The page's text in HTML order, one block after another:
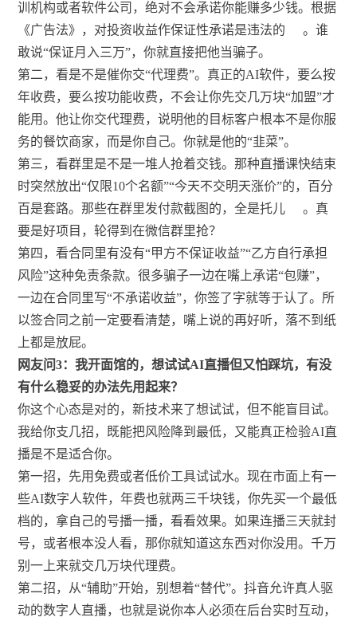
训机构或者软件公司，绝对不会承诺你能赚多少钱。根据
《广告法》，对投资收益作保证性承诺是违法的
。谁
敢说“保证月入三万”，你就直接把他当骗子。
第二，看是不是催你交“代理费”。真正的AI软件，要么按
年收费，要么按功能收费，不会让你先交几万块“加盟”才
能用。他让你交代理费，说明他的目标客户根本不是你服
务的餐饮商家，而是你自己。你就是他的“韭菜”。
第三，看群里是不是一堆人抢着交钱。那种直播课快结束
时突然放出“仅限10个名额”“今天不交明天涨价”的，百分
百是套路。那些在群里发付款截图的，全是托儿
。真
要是好项目，轮得到在微信群里抢？
第四，看合同里有没有“甲方不保证收益”“乙方自行承担
风险”这种免责条款。很多骗子一边在嘴上承诺“包赚”，
一边在合同里写“不承诺收益”，你签了字就等于认了。所
以签合同之前一定要看清楚，嘴上说的再好听，落不到纸
上都是放屁。
网友问3：我开面馆的，想试试AI直播但又怕踩坑，有没
有什么稳妥的办法先用起来？
你这个心态是对的，新技术来了想试试，但不能盲目试。
我给你支几招，既能把风险降到最低，又能真正检验AI直
播是不是适合你。
第一招，先用免费或者低价工具试试水。现在市面上有一
些AI数字人软件，年费也就两三千块钱，你先买一个最低
档的，拿自己的号播一播，看看效果。如果连播三天就封
号，或者根本没人看，那你就知道这东西对你没用。千万
别一上来就交几万块代理费。
第二招，从“辅助”开始，别想着“替代”。抖音允许真人驱
动的数字人直播，也就是说你本人必须在后台实时互动，